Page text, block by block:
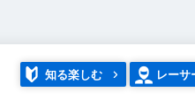
知る楽しむ レーサ